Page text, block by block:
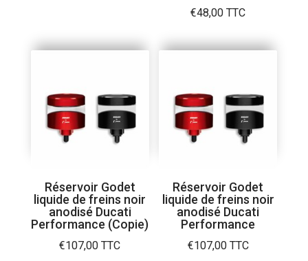
€50,00.€25,00.
€48,00 TTC
Réservoir Godet
liquide de freins noir
anodisé Ducati
Performance (Copie)
€107,00 TTC
Réservoir Godet
liquide de freins noir
anodisé Ducati
Performance
€107,00 TTC